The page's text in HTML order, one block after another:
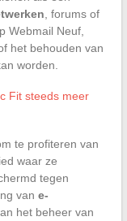
, forums of
Webmail Neuf,
het behouden van
worden.
Fit steeds meer
te profiteren van
waar ze
tegen
van e-
het beheer van